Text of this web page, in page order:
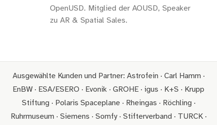
OpenUSD. Mitglied der AOUSD, Speaker
zu AR & Spatial Sales.
Ausgewählte Kunden und Partner: Astrofein · Carl Hamm ·
EnBW · ESA/ESERO · Evonik · GROHE · igus · K+S · Krupp
Stiftung · Polaris Spaceplane · Rheingas · Röchling ·
Ruhrmuseum · Siemens · Somfy · Stifterverband · TURCK ·